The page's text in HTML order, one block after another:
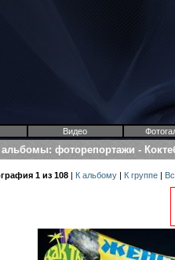
Видео
: фоторепортажи -
1 из 108 | К альбому | К группе |